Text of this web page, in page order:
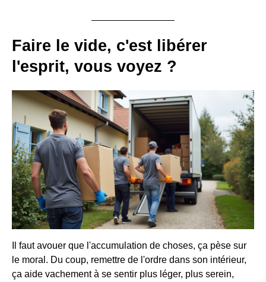
Faire le vide, c'est libérer
l'esprit, vous voyez ?
Il faut avouer que l'accumulation de choses, ça pèse sur
le moral. Du coup, remettre de l'ordre dans son intérieur,
ça aide vachement à se sentir plus léger, plus serein,